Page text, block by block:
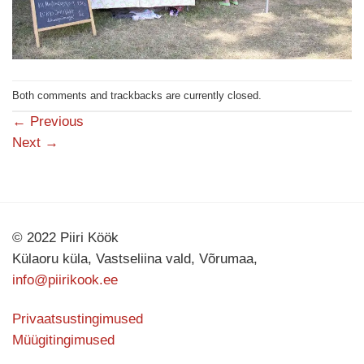
Both comments and trackbacks are currently closed.
← Previous
Next →
© 2022 Piiri Köök
Külaoru küla, Vastseliina vald, Võrumaa,
info@piirikook.ee
Privaatsustingimused
Müügitingimused